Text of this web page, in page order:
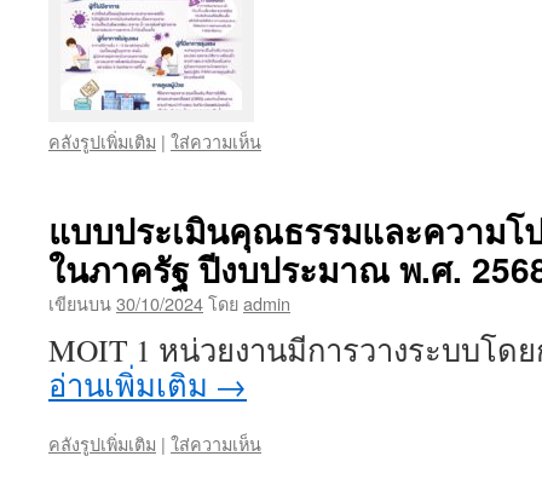
คลังรูปเพิ่มเติม | ใส่ความเห็น
แบบประเมินคุณธรรมและความโ
ในภาครัฐ ปีงบประมาณ พ.ศ.
เขียนบน30/10/2024โดยadmin
MOIT 1 หน่วยงานมีการวางระบบโ
อ่านเพิ่มเติม →
คลังรูปเพิ่มเติม | ใส่ความเห็น